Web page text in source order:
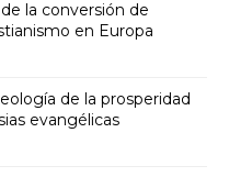
la conversión de
en Europa
de la prosperidad
evangélicas